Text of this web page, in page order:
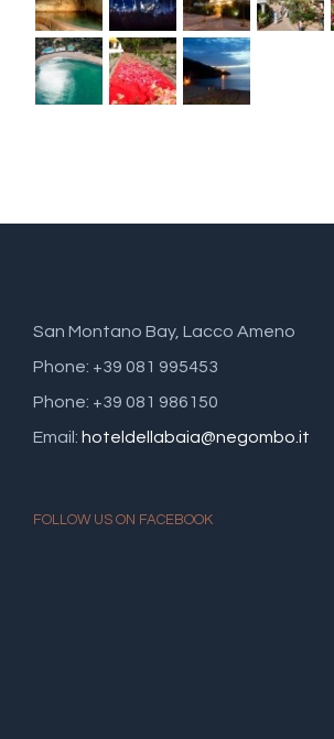
San Montano Bay, Lacco Ameno
Phone: +39 081 995453
Phone: +39 081 986150
Email: hoteldellabaia@negombo.it
FOLLOW US ON FACEBOOK